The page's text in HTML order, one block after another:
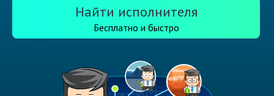
Найти исполнителя
Бесплатно и быстро